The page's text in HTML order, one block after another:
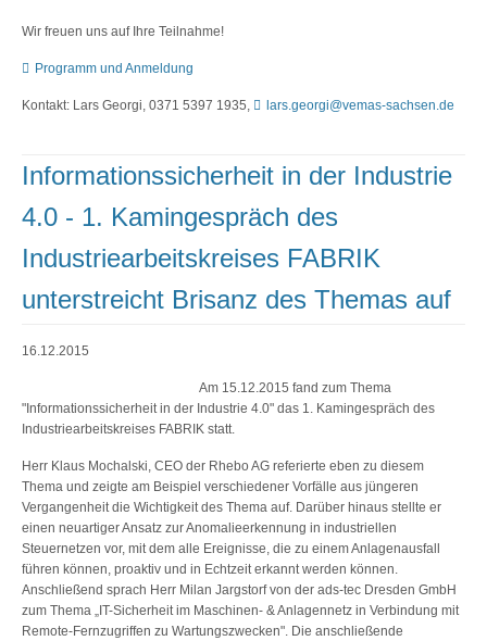
Wir freuen uns auf Ihre Teilnahme!
Programm und Anmeldung
Kontakt: Lars Georgi, 0371 5397 1935, lars.georgi@vemas-sachsen.de
Informationssicherheit in der Industrie
4.0 - 1. Kamingespräch des
Industriearbeitskreises FABRIK
unterstreicht Brisanz des Themas auf
16.12.2015
Am 15.12.2015 fand zum Thema
"Informationssicherheit in der Industrie 4.0" das 1. Kamingespräch des
Industriearbeitskreises FABRIK statt.
Herr Klaus Mochalski, CEO der Rhebo AG referierte eben zu diesem
Thema und zeigte am Beispiel verschiedener Vorfälle aus jüngeren
Vergangenheit die Wichtigkeit des Thema auf. Darüber hinaus stellte er
einen neuartiger Ansatz zur Anomalieerkennung in industriellen
Steuernetzen vor, mit dem alle Ereignisse, die zu einem Anlagenausfall
führen können, proaktiv und in Echtzeit erkannt werden können.
Anschließend sprach Herr Milan Jargstorf von der ads-tec Dresden GmbH
zum Thema „IT-Sicherheit im Maschinen- & Anlagennetz in Verbindung mit
Remote-Fernzugriffen zu Wartungszwecken". Die anschließende